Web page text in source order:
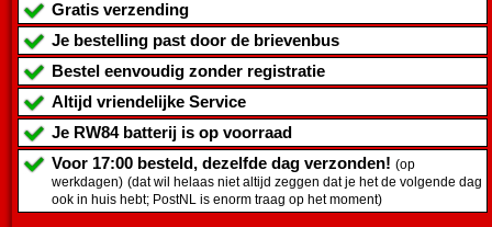
Gratis verzending
Je bestelling past door de brievenbus
Bestel eenvoudig zonder registratie
Altijd vriendelijke Service
Je RW84 batterij is op voorraad
Voor 17:00 besteld, dezelfde dag verzonden! (op
werkdagen) (dat wil helaas niet altijd zeggen dat je het de volgende dag
ook in huis hebt; PostNL is enorm traag op het moment)